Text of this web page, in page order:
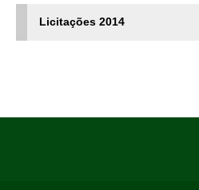
Licitações 2014